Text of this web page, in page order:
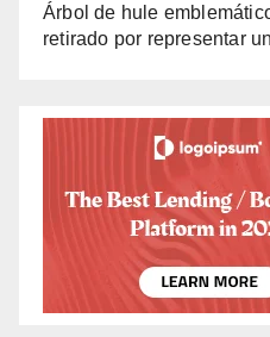
Árbol de hule
retirado por representar